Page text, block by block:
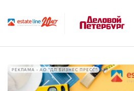
РЕКЛАМА • АО "ДП БИЗНЕС ПРЕСС"